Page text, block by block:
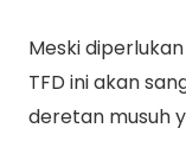
Meski
TFD ini akan
deretan musuh